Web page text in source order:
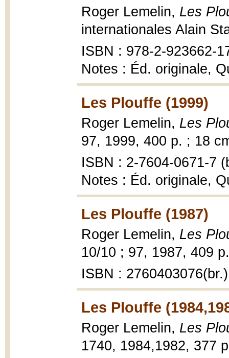
Roger Lemelin, Les
internationales Alain
ISBN : 978-2-923662-
Notes : Éd. originale,
Les Plouffe (1999)
Roger Lemelin, Les
97, 1999, 400 p. ; 18
ISBN : 2-7604-0671-7
Notes : Éd. originale,
Les Plouffe (1987)
Roger Lemelin, Les
10/10 ; 97, 1987, 409
ISBN : 2760403076(br.)
Les Plouffe
Roger Lemelin, Les
1740, 1984,1982, 377